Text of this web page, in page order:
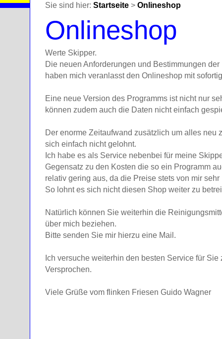
Sie sind hier: Startseite > Onlineshop
Onlineshop
Werte Skipper.
Die neuen Anforderungen und Bestimmungen
haben mich veranlasst den Onlineshop mit
Eine neue Version des Programms ist nicht nur
können zudem auch die Daten nicht einfach
Der enorme Zeitaufwand zusätzlich um alles neu
sich einfach nicht gelohnt.
Ich habe es als Service nebenbei für meine
Gegensatz zu den Kosten die so ein Programm
relativ gering aus, da die Preise stets von mir
So lohnt es sich nicht diesen Shop weiter zu
Natürlich können Sie weiterhin die
über mich beziehen.
Bitte senden Sie mir hierzu eine Mail.
Ich versuche weiterhin den besten Service für Sie
Versprochen.
Viele Grüße vom flinken Friesen Guido Wagner